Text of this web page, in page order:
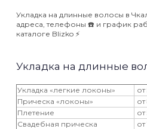
Укладка на длинные волосы в
адреса, телефоны ☎️ и график
каталоге Blizko ⚡️
Укладка на длинные
Укладка «легкие локоны»
Прическа «локоны»
Плетение
Свадебная прическа